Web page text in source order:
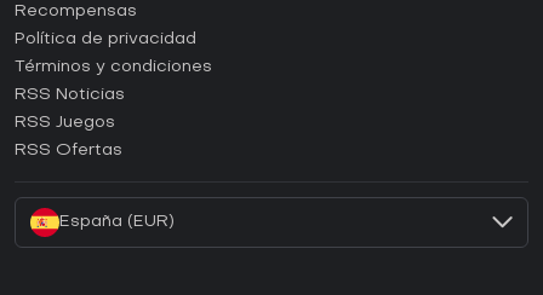
¿Cómo activar una CD Key de Steam?
¿Cómo activar una CD Key de Epic Games?
¿Cómo activar una CD Key de GOG?
¿Cómo activar una CD Key de Ubisoft Connect?
¿Cómo activar una CD Key de EA App?
Recompensas
Política de privacidad
Términos y condiciones
RSS Noticias
RSS Juegos
RSS Ofertas
España (EUR)